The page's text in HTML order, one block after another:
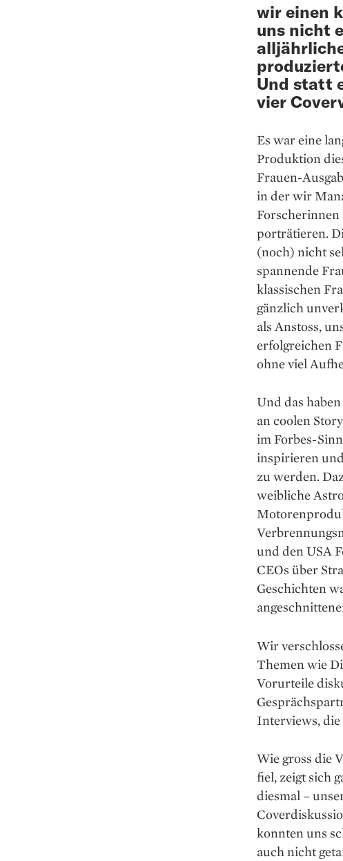
wir einen
uns nicht
Und statt
vier
Es war eine
Produktion
Frauen-
in der wir
porträtieren.
(noch) nicht
spannende
klassischen
gänzlich
als Anstoss,
erfolgreichen
ohne viel
Und das
an coolen
im Forbes-
inspirieren
zu werden.
weibliche
und den USA
CEOs über
Geschichten
Wir
Themen wie
Vorurteile
Interviews,
Wie gross die
fiel, zeigt sich
diesmal –
konnten uns
auch nicht